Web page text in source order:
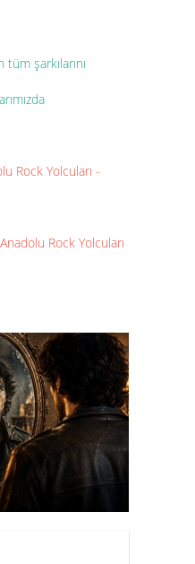
şarkılarını
Rock Yolcuları -
Rock Yolcuları